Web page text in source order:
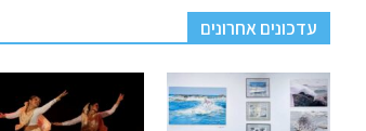
עדכונים אחרונים